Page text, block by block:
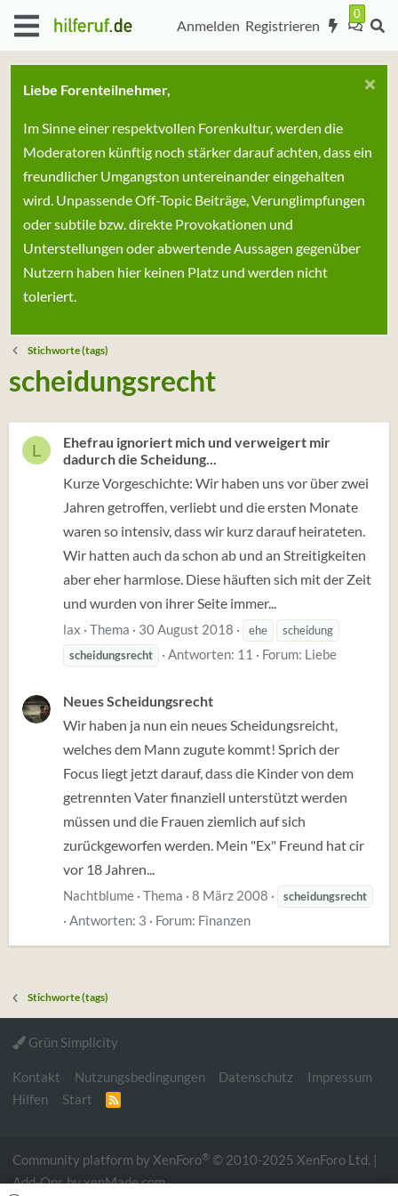
Anmelden Registrieren
Liebe Forenteilnehmer,
Im Sinne einer respektvollen Forenkultur, werden die
Moderatoren künftig noch stärker darauf achten, dass ein
freundlicher Umgangston untereinander eingehalten
wird. Unpassende Off-Topic Beiträge, Verunglimpfungen
oder subtile bzw. direkte Provokationen und
Unterstellungen oder abwertende Aussagen gegenüber
Nutzern haben hier keinen Platz und werden nicht
toleriert.
Stichworte (tags)
scheidungsrecht
L
Ehefrau ignoriert mich und verweigert mir
dadurch die Scheidung...
Kurze Vorgeschichte: Wir haben uns vor über zwei
Jahren getroffen, verliebt und die ersten Monate
waren so intensiv, dass wir kurz darauf heirateten.
Wir hatten auch da schon ab und an Streitigkeiten
aber eher harmlose. Diese häuften sich mit der Zeit
und wurden von ihrer Seite immer...
lax Thema 30 August 2018 ehe
scheidung
scheidungsrecht
Antworten: 11 Forum: Liebe
Neues Scheidungsrecht
Wir haben ja nun ein neues Scheidungsreicht,
welches dem Mann zugute kommt! Sprich der
Focus liegt jetzt darauf, dass die Kinder von dem
getrennten Vater finanziell unterstützt werden
müssen und die Frauen ziemlich auf sich
zurückgeworfen werden. Mein "Ex" Freund hat cir
vor 18 Jahren...
Nachtblume Thema 8 März 2008 scheidungsrecht
Antworten: 3 Forum: Finanzen
Stichworte (tags)
Grün Simplicity
Kontakt Nutzungsbedingungen Datenschutz
Impressum
Hilfen
Start
R
Community platform by XenForo® © 2010-2025 XenForo Ltd. |
Add-Onsby xenMade.com